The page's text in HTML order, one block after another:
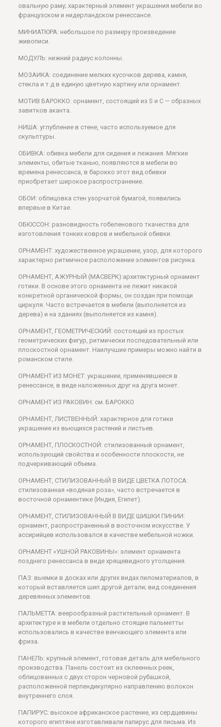
овальную раму; характерный элемент украшения мебели во
французском и нидерландском ренессансе.
МИНИАТЮРА: небольшое по размеру произведение
живописи.
МОДУЛЬ: нижний радиус колонны.
МОЗАИКА: соединение мелких кусочков дерева, камня,
стекла и т.д в единую цветную картину или орнамент.
МОТИВ БАРОККО: орнамент, состоящий из S и С — образных
завитков аканта.
НИША: углубление в стене, часто используемое для
скульптуры.
ОБИВКА: обивка мебели для сидения и лежания. Мягкие
элементы, обитые тканью, появляются в мебели во
времена ренессанса, в барокко этот вид обивки
приобретает широкое распространение.
ОБОИ: облицовка стен узорчатой бумагой, появились
впервые в Китае.
ОБЮССОН: разновидность гобеленового ткачества для
изготовления тонких ковров и мебельной обивки.
ОРНАМЕНТ: художественное украшение, узор, для которого
характерно ритмичное расположение элементов рисунка.
ОРНАМЕНТ, АЖУРНЫЙ (МАСВЕРК):архитектурный орнамент
готики. В основе этого орнамента не лежит никакой
конкретной органической формы, он создан при помощи
циркуля. Часто встречается в мебели (выполняется из
дерева) и на зданиях (выполняется из камня).
ОРНАМЕНТ, ГЕОМЕТРИЧЕСКИЙ: состоящий из простых
геометрических фигур, ритмически последовательный или
плоскостной орнамент. Наилучшие примеры можно найти в
романском стиле.
ОРНАМЕНТ ИЗ МОНЕТ: украшение, применявшееся в
ренессансе, в виде наложенных друг на друга монет.
ОРНАМЕНТ ИЗ РАКОВИН: см. БАРОККО
ОРНАМЕНТ, ЛИСТВЕННЫЙ: характерное для готики
украшение из вьющихся растений и листьев.
ОРНАМЕНТ, ПЛОСКОСТНОЙ: стилизованный орнамент,
использующий свойства и особенности плоскости, не
подчеркивающий объема.
ОРНАМЕНТ, СТИЛИЗОВАННЫЙ В ВИДЕ ЦВЕТКА ЛОТОСА:
стилизованная «водяная роза», часто встречается в
восточной орнаментике (Индия, Египет).
ОРНАМЕНТ, СТИЛИЗОВАННЫЙ В ВИДЕ ШИШКИ ПИНИИ:
орнамент, распространенный в восточном искусстве. У
ассирийцев использовался в качестве мебельной ножки.
ОРНАМЕНТ «УШНОЙ РАКОВИНЫ»: элемент орнамента
позднего ренессанса в виде хрящевидного утолщения.
ПАЗ: выемки в досках или других видах пиломатериалов, в
который вставляется шип другой детали; вид соединения
деревянных элементов.
ПАЛЬМЕТТА: веерообразный растительный орнамент. В
архитектуре и в мебели отдельно стоящие пальметты
использовались в качестве венчающего элемента или
фриза.
ПАНЕЛЬ: крупный элемент, готовая деталь для мебельного
производства. Панель состоит из склеенных реек,
облицованных с двух сторон черновой рубашкой,
расположенной перпендикулярно направлению волокон
внутреннего слоя.
ПАПИРУС: высокое африканское растение, из сердцевины
которого египтяне изготавливали папирус для письма. Из